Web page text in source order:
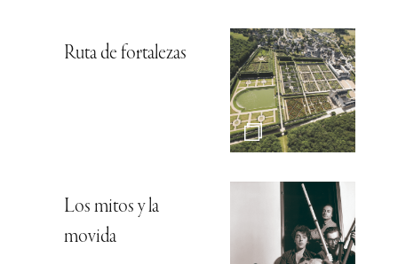
Ruta de fortalezas
Los mitos y la
movida